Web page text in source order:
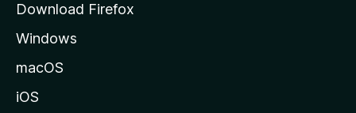
λ
ί
τ
Download Firefox
Windows
macOS
iOS